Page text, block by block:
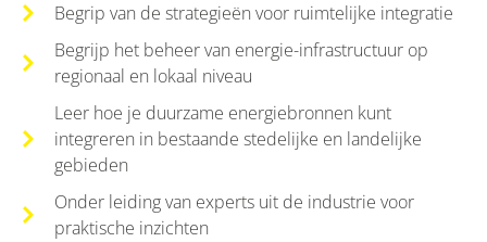
Begrip van de strategieën voor ruimtelijke integratie
Begrijp het beheer van energie-infrastructuur op
regionaal en lokaal niveau
Leer hoe je duurzame energiebronnen kunt
integreren in bestaande stedelijke en landelijke
gebieden
Onder leiding van experts uit de industrie voor
praktische inzichten